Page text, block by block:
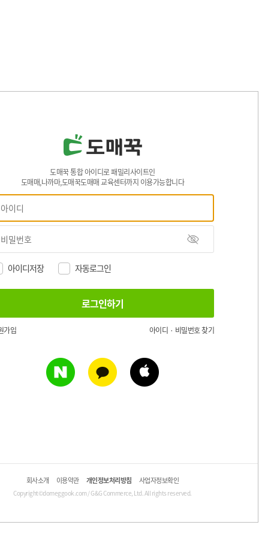
도매꾹 통합 아이디로 패밀리사이트인
도매매,나까마,도매꾹도매매 교육센터까지 이용가능합니다
아이디저장 자동로그인
가입 아이디 · 비밀번호 찾기
회사소개 이용약관 개인정보처리방침 사업자정보확인
Copyright©domeggook.com / G&G Commerce, Ltd. All rights reserved.